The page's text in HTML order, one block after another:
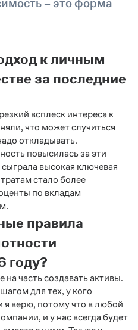
– это форма
к личным
за последние
всплеск интереса к
что может случиться
откладывать.
повысилась за эти
высокая ключевая
стало более
по вкладам
правила
году?
на часть создавать активы.
для тех, у кого
верю, потому что в любой
и у нас всегда будет